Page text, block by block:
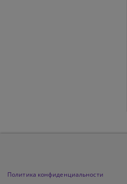
Политика конфиденциальности